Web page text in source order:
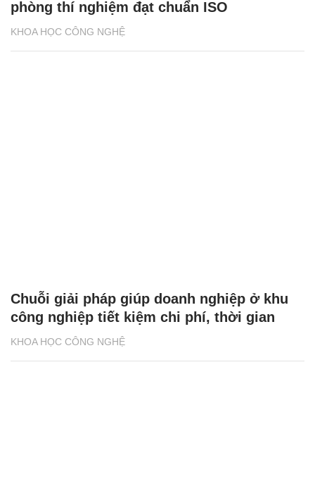
KHOA HỌC CÔNG NGHỆ
phòng thí nghiệm đạt chuẩn ISO
KHOA HỌC CÔNG NGHỆ
Chuỗi giải pháp giúp doanh nghiệp ở khu
công nghiệp tiết kiệm chi phí, thời gian